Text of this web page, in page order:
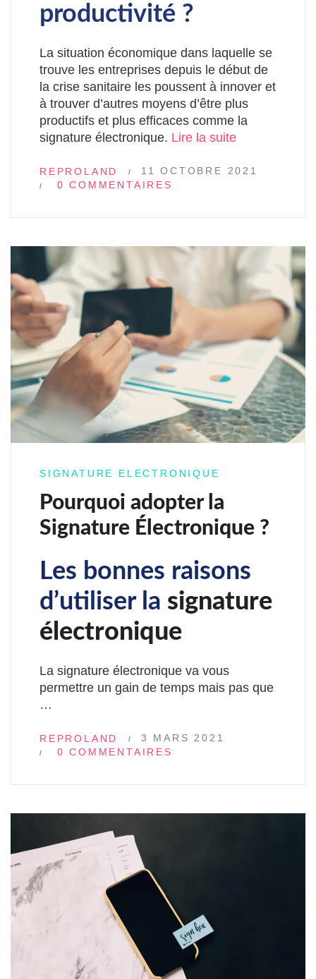
productivité ?
La situation économique dans laquelle se
trouve les entreprises depuis le début de
la crise sanitaire les poussent à innover et
à trouver d’autres moyens d’être plus
productifs et plus efficaces comme la
signature électronique. Lire la suite
REPROLAND
11 OCTOBRE 2021
0 COMMENTAIRES
SIGNATURE ELECTRONIQUE
Pourquoi adopter la
Signature Électronique ?
Les bonnes raisons
d’utiliser la signature
électronique
La signature électronique va vous
permettre un gain de temps mais pas que
…
REPROLAND
3 MARS 2021
0 COMMENTAIRES